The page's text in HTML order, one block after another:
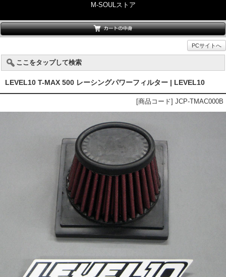
M-SOULストア
PCサイトへ
ここをタップして検索
LEVEL10 T-MAX 500 レーシングパワーフィルター | LEVEL10
[商品コード] JCP-TMAC000B